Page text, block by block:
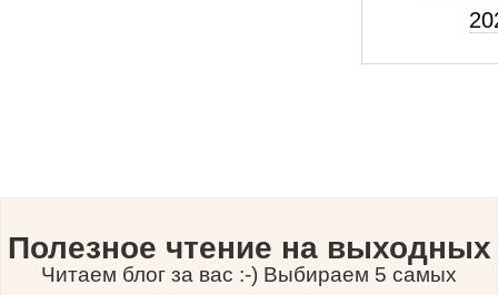
Полезное чтение на выходных
Читаем блог за вас :-) Выбираем 5 самых